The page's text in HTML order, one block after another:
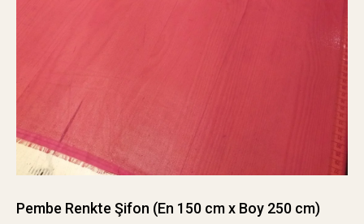
Pembe Renkte Şifon (En 150 cm x Boy 250 cm)